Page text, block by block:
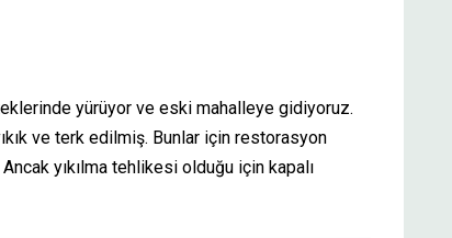
yürüyor ve eski mahalleye gidiyoruz.
ve terk edilmiş. Bunlar için restorasyon
yıkılma tehlikesi olduğu için kapalı